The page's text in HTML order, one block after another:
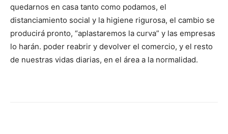
quedarnos en casa tanto como podamos, el
distanciamiento social y la higiene rigurosa, el cambio se
producirá pronto, “aplastaremos la curva” y las empresas
lo harán. poder reabrir y devolver el comercio, y el resto
de nuestras vidas diarias, en el área a la normalidad.